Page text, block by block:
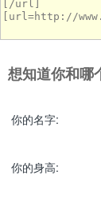
想知道你和哪
你的名字:
你的身高: